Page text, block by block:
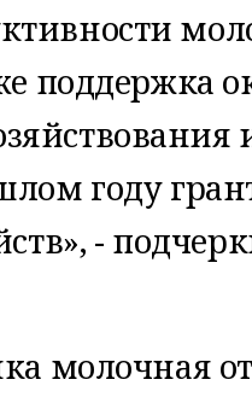
поддержка
году
-
молочная